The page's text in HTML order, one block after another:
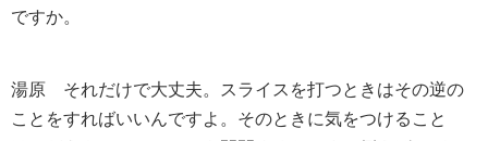
ですか。
湯原 それだけで大丈夫。スライスを打つときはその逆の
ことをすればいいんですよ。そのときに気をつけること